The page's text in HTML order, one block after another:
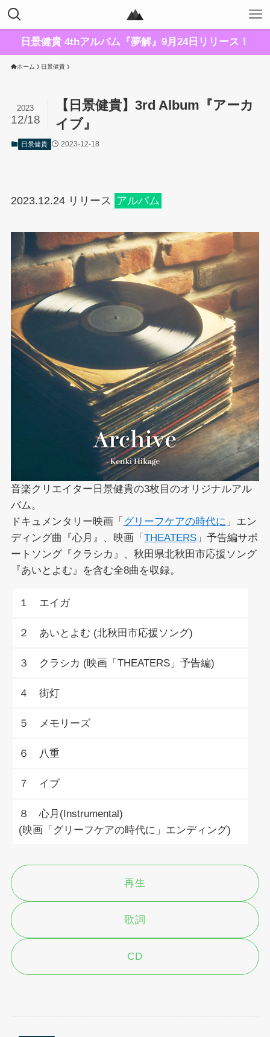
日景健貴 4thアルバム『夢解』9月24日リリース！
ホーム 日景健貴
【日景健貴】3rd Album『アーカ
イブ』
2023
12/18
日景健貴 2023-12-18
2023.12.24 リリース アルバム
音楽クリエイター日景健貴の3枚目のオリジナルアル
バム。
ドキュメンタリー映画「 グリーフケアの時代に 」エン
ディング曲『心月』、映画「 THEATERS」予告編サポ
ートソング『クラシカ』、秋田県北秋田市応援ソング
『あいとよむ』を含む全8曲を収録。
１ エイガ
２ あいとよむ (北秋田市応援ソング)
３ クラシカ (映画「THEATERS」予告編)
４ 街灯
５ メモリーズ
６ 八重
７ イブ
８ 心月(Instrumental)
(映画「グリーフケアの時代に」エンディング)
再生
歌詞
CD